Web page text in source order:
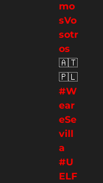
mo
sVo
sotr
os
🇦🇹
🇵🇱
#W
ear
eSe
vill
a
#U
ELF